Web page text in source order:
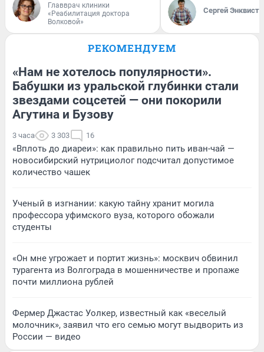
Главврач клиники
«Реабилитация доктора
Волковой»
Сергей Энквист
РЕКОМЕНДУЕМ
«Нам не хотелось популярности».
Бабушки из уральской глубинки стали
звездами соцсетей — они покорили
Агутина и Бузову
3 часа 3 303 16
«Вплоть до диареи»: как правильно пить иван-чай —
новосибирский нутрициолог подсчитал допустимое
количество чашек
Ученый в изгнании: какую тайну хранит могила
профессора уфимского вуза, которого обожали
студенты
«Он мне угрожает и портит жизнь»: москвич обвинил
турагента из Волгограда в мошенничестве и пропаже
почти миллиона рублей
Фермер Джастас Уолкер, известный как «веселый
молочник», заявил что его семью могут выдворить из
России — видео